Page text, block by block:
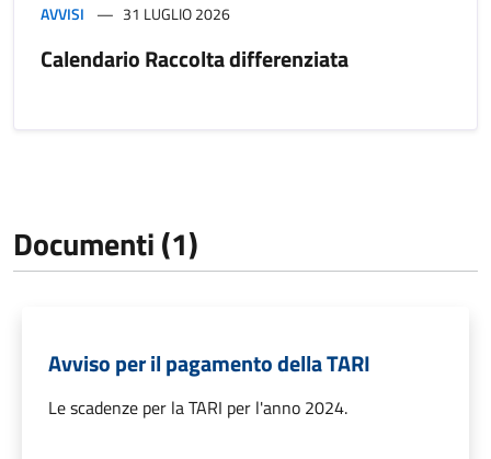
AVVISI 31 LUGLIO 2026
Calendario Raccolta differenziata
Documenti (1)
Avviso per il pagamento della TARI
Le scadenze per la TARI per l'anno 2024.